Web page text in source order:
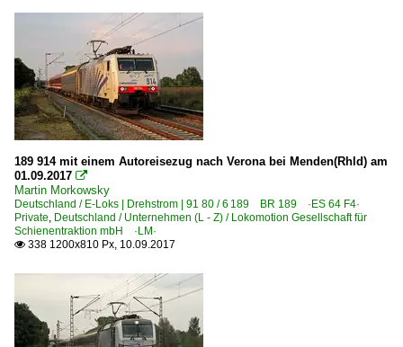
189 914 mit einem Autoreisezug nach Verona bei Menden(Rhld) am
01.09.2017 
Martin Morkowsky
Deutschland / E-Loks | Drehstrom | 91 80 / 6 189 BR 189 ·ES 64 F4·
Private Deutschland / Unternehmen (L - Z) / Lokomotion Gesellschaft für
Schienentraktion mbH ·LM·
 338 1200x810 Px, 10.09.2017